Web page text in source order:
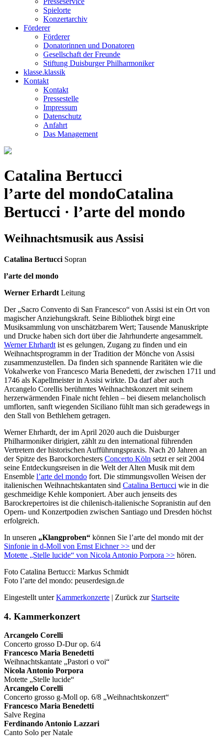
Spielorte
Konzertarchiv
Förderer
Förderer
Donatorinnen und Donatoren
Gesellschaft der Freunde
Stiftung Duisburger Philharmoniker
klasse.klassik
Kontakt
Kontakt
Pressestelle
Impressum
Datenschutz
Anfahrt
Das Management
Catalina Bertucci
l’arte del mondoCatalina
Bertucci · l’arte del mondo
Weihnachtsmusik aus Assisi
Catalina Bertucci Sopran
l’arte del mondo
Werner Erhardt Leitung
Der „Sacro Convento di San Francesco“ von Assisi ist ein Ort von
magischer Anziehungskraft. Seine Bibliothek birgt eine
Musiksammlung von unschätzbarem Wert; Tausende Manuskripte
und Drucke haben sich dort über die Jahrhunderte angesammelt.
Werner Ehrhardt ist es gelungen, Zugang zu finden und ein
Weihnachtsprogramm in der Tradition der Mönche von Assisi
zusammenzustellen. Da finden sich spannende Raritäten wie die
Vokalwerke von Francesco Maria Benedetti, der zwischen 1711 und
1746 als Kapellmeister in Assisi wirkte. Da darf aber auch
Arcangelo Corellis berühmtes Weihnachtskonzert mit seinem
herzerwärmenden Finale nicht fehlen – bei diesem melancholisch
umflorten, sanft wiegenden Siciliano fühlt man sich geradewegs in
den Stall von Bethlehem getragen.
Werner Ehrhardt, der im April 2020 auch die Duisburger
Philharmoniker dirigiert, zählt zu den international führenden
Vertretern der historischen Aufführungspraxis. Nach 20 Jahren an
der Spitze des Barockorchesters Concerto Köln setzt er seit 2004
seine Entdeckungsreisen in die Welt der Alten Musik mit dem
Ensemble l’arte del mondo fort. Die stimmungs­vollen Weisen der
italienischen Weihnachts­kantaten sind Catalina Bertucci wie in die
geschmeidige Kehle komponiert. Aber auch jenseits des
Barockrepertoires ist die chilenisch-italienische Sopranistin auf den
Opern- und Konzertpodien zwischen Santiago und Dresden höchst
erfolgreich.
In unseren „Klangproben“ können Sie l’arte del mondo mit der
Sinfonie in d-Moll von Ernst Eichner >> und der
Motette „Stelle lucide“ von Nicola Antonio Porpora >> hören.
Foto Catalina Bertucci: Markus Schmidt
Foto l’arte del mondo: peuserdesign.de
Eingestellt unterKammerkonzerte | Zurück zur Startseite
4. Kammerkonzert
Arcangelo Corelli
Concerto grosso D-Dur op. 6/4
Francesco Maria Benedetti
Weihnachtskantate „Pastori o voi“
Nicola Antonio Porpora
Motette „Stelle lucide“
Arcangelo Corelli
Concerto grosso g-Moll op. 6/8 „Weihnachtskonzert“
Francesco Maria Benedetti
Salve Regina
Ferdinando Antonio Lazzari
Canto Solo per Natale